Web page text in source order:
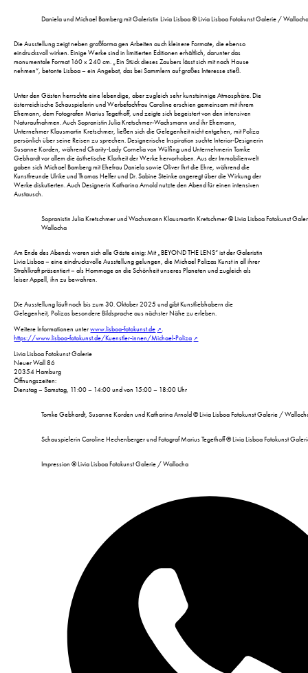
Daniela und Michael Bamberg mit Galeristin Livia Lisboa © Livia Lisboa Fotokunst Galerie /
Die Ausstellung zeigt neben großforma gen Arbeiten auch kleinere Formate, die ebenso
eindrucksvoll wirken. Einige Werke sind in limitierten Editionen erhältlich, darunter das
monumentale Format 160 x 240 cm. „Ein Stück dieses Zaubers lässt sich mit nach Hause
nehmen“, betonte Lisboa – ein Angebot, das bei Sammlern auf großes Interesse stieß.
Unter den Gästen herrschte eine lebendige, aber zugleich sehr kunstsinnige Atmosphäre. Die
österreichische Schauspielerin und Werbefachfrau Caroline erschien gemeinsam mit ihrem
Ehemann, dem Fotografen Marius Tegethoff, und zeigte sich begeistert von den intensiven
Naturaufnahmen. Auch Sopranistin Julia Kretschmer-Wachsmann und ihr Ehemann,
Unternehmer Klausmartin Kretschmer, ließen sich die Gelegenheit nicht entgehen, mit Poliza
persönlich über seine Reisen zu sprechen. Designerische Inspiration suchte Interior-Designerin
Susanne Korden, während Charity-Lady Cornelia von Wülfing und Unternehmerin Tomke
Gebhardt vor allem die ästhetische Klarheit der Werke hervorhoben. Aus der Immobilienwelt
gaben sich Michael Bamberg mit Ehefrau Daniela sowie Oliver Ihrt die Ehre, während die
Kunstfreunde Ulrike und Thomas Helfer und Dr. Sabine Steinke angeregt über die Wirkung der
Werke diskutierten. Auch Designerin Katharina Arnold nutzte den Abend für einen intensiven
Austausch.
Sopranistin Julia Kretschmer und Wachsmann Klausmartin Kretschmer © Livia Lisboa Fotokunst
Wallocha
Am Ende des Abends waren sich alle Gäste einig: Mit „BEYOND THE LENS“ ist der Galeristin
Livia Lisboa – eine eindrucksvolle Ausstellung gelungen, die Michael Polizas Kunst in all ihrer
Strahlkraft präsentiert – als Hommage an die Schönheit unseres Planeten und zugleich als
leiser Appell, ihn zu bewahren.
Die Ausstellung läuft noch bis zum 30. Oktober 2025 und gibt Kunstliebhabern die
Gelegenheit, Polizas besondere Bildsprache aus nächster Nähe zu erleben.
Weitere Informationen unterwww.lisboa-fotokunst.de
.
https://www.lisboa-fotokunst.de/Kuenstler-innen/Michael-Poliza
Livia Lisboa Fotokunst Galerie
Neuer Wall 86
20354 Hamburg
Öffnungszeiten:
Dienstag – Samstag, 11:00 – 14:00 und von 15:00 – 18:00 Uhr
Tomke Gebhardt, Susanne Korden und Katharina Arnold © Livia Lisboa Fotokunst Galerie /
Schauspielerin Caroline Hechenberger und Fotograf Marius Tegethoff © Livia Lisboa Fotokunst
Impression © Livia Lisboa Fotokunst Galerie / Wallocha